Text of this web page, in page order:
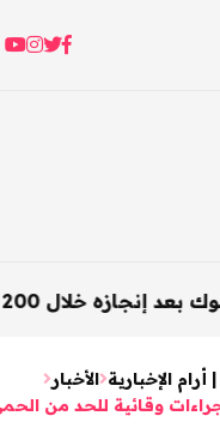
خلال 200 يوم -
الأخبار
وقائية للحد من